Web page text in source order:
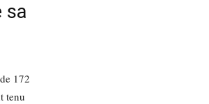
sa
172
tenu